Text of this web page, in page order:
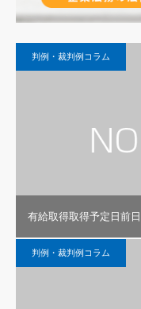
判例・裁判例コラム
有給取得取得予定日前
判例・裁判例コラム